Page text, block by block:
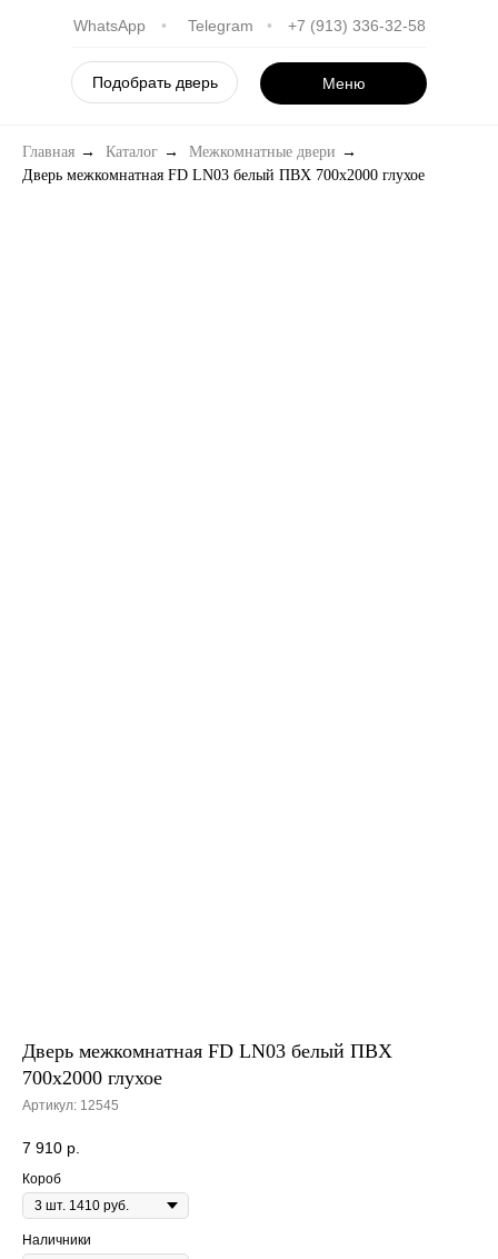
WhatsApp •
Telegram
• +7 (913) 336-32-58
Подобрать дверь Меню
Главная → Каталог → Межкомнатные двери →
Дверь межкомнатная FD LN03 белый ПВХ 700х2000 глухое
Дверь межкомнатная FD LN03 белый ПВХ
700х2000 глухое
Артикул: 12545
7 910 р.
Короб
Наличники